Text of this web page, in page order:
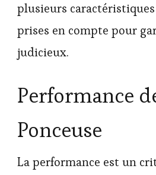
plusieurs
prises en compte pour
judicieux.
Performance
Ponceuse
La performance est un